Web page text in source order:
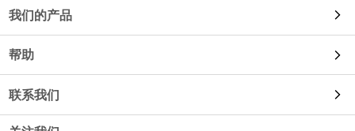
我们的产品
自动发货
帮助
使用教程
联系我们